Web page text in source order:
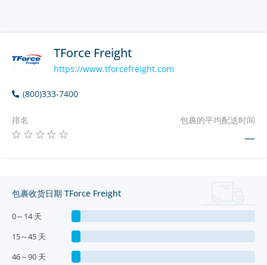
TForce Freight
https://www.tforcefreight.com
(800)333-7400
排名 包裹的平均配送时间
—
包裹收货日期 TForce Freight
0～14 天
15～45 天
46～90 天